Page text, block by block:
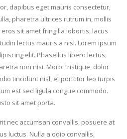
dapibus eget mauris consectetur,
pharetra ultrices rutrum in, mollis
sit amet fringilla lobortis, lacus
lectus mauris a nisl. Lorem ipsum
elit. Phasellus libero lectus,
non nisi. Morbi tristique, dolor
tincidunt nisl, et porttitor leo turpis
est sed ligula congue commodo.
sit amet porta.
nec accumsan convallis, posuere at
luctus. Nulla a odio convallis,